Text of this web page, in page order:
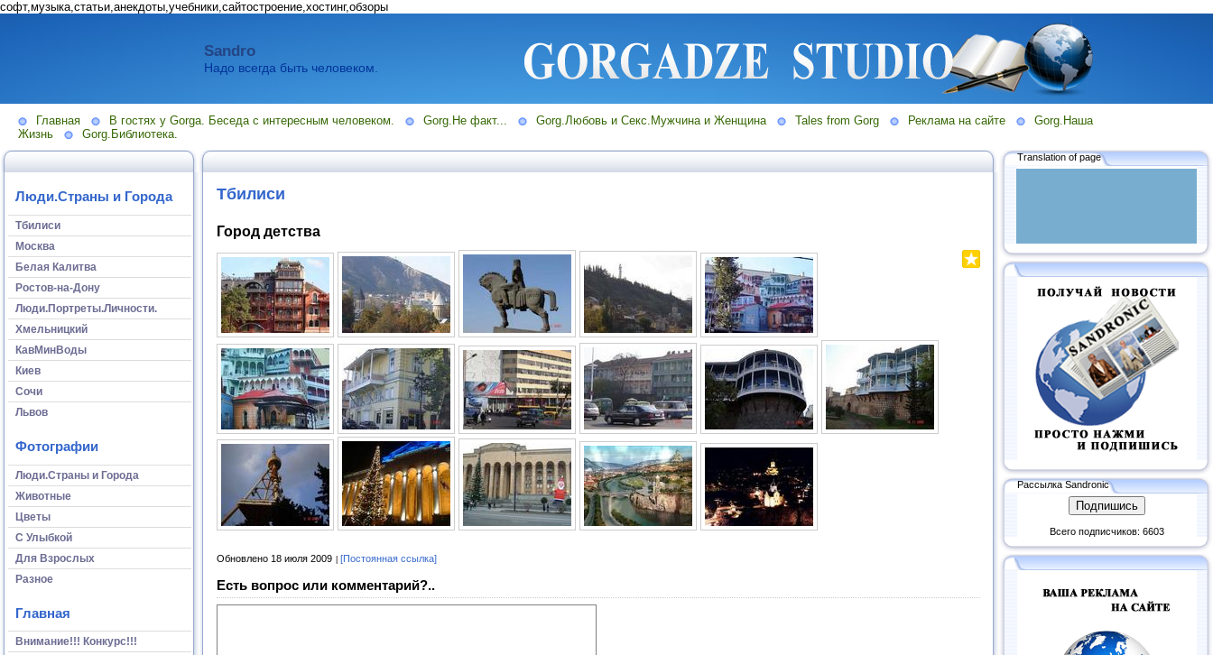
софт,музыка,статьи,анекдоты,учебники,сайтостроение,хостинг,обзоры
Sandro
Надо всегда быть человеком.
Главная В гостях у Gorga. Беседа с интересным человеком. Gorg.Не факт... Gorg.Любовь и Секс.Мужчина и Женщина Tales from Gorg Реклама на сайте
Gorg.Наша
Жизнь
Gorg.Библиотека.
Люди.Страны и Города
Тбилиси
Москва
Белая Калитва
Ростов-на-Дону
Люди.Портреты.Личности.
Хмельницкий
КавМинВоды
Киев
Сочи
Львов
Фотографии
Люди.Страны и Города
Животные
Цветы
С Улыбкой
Для Взрослых
Разное
Главная
Внимание!!! Конкурс!!!
Тбилиси
Город детства
Обновлено 18 июля 2009 [Постоянная ссылка]
Есть вопрос или комментарий?..
Translation of page
Рассылка Sandronic
Всего подписчиков: 6603